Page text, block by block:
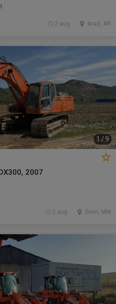
Arad, AR
2 aug.
1 / 9
2007
Seini, MM
2 aug.